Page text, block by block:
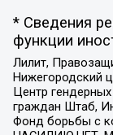
* Сведения
функции
Лилит,
Нижегородский
Центр
граждан Штаб,
Фонд борьбы с